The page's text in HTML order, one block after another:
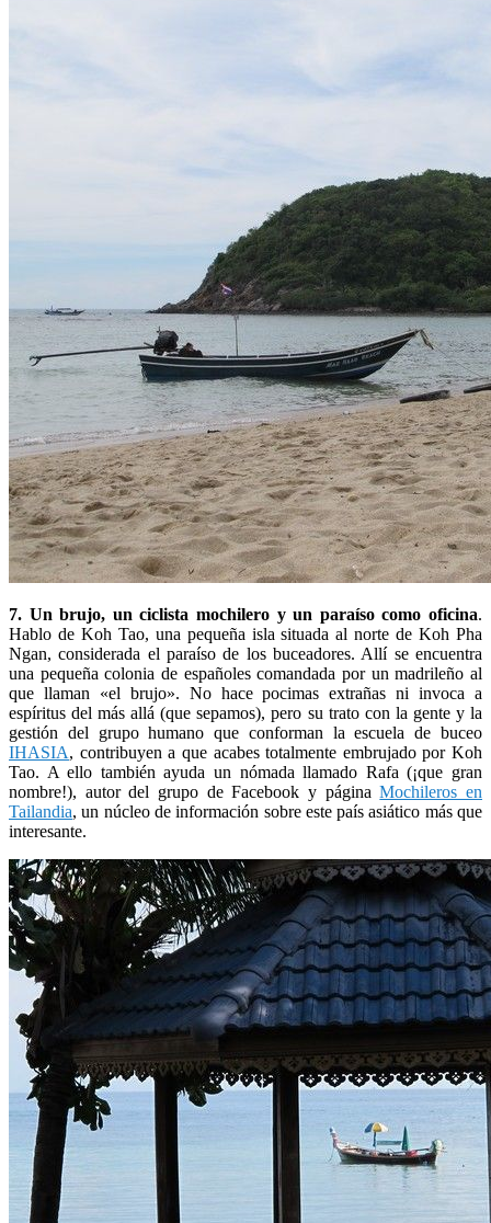
7. Un brujo, un ciclista mochilero y un paraíso como oficina.
Hablo de Koh Tao, una pequeña isla situada al norte de Koh Pha
Ngan, considerada el paraíso de los buceadores. Allí se encuentra
una pequeña colonia de españoles comandada por un madrileño al
que llaman «el brujo». No hace pocimas extrañas ni invoca a
espíritus del más allá (que sepamos), pero su trato con la gente y la
gestión del grupo humano que conforman la escuela de buceo
IHASIA, contribuyen a que acabes totalmente embrujado por Koh
Tao. A ello también ayuda un nómada llamado Rafa (¡que gran
nombre!), autor del grupo de Facebook y páginaMochileros en
Tailandia, un núcleo de información sobre este país asiático más que
interesante.